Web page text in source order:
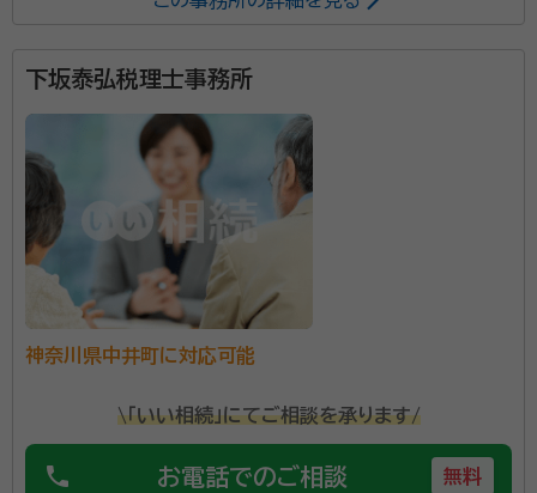
6,072件。2013年から累計で26,000件以上の相続
税申告をお手伝いしています。 初めての相続で不安を
感じている方でも安心して相談できるよう、親身なサポ
ートを心がけ、一人ひとり適切なサービスを提供するた
めに、小さなお悩みやご事情まできめ細かく配慮してい
ます。
下坂泰弘税理士事務所
神奈川県中井町に対応可能
\「いい相続」にてご相談を承ります/
phone お電話でのご相談 無料